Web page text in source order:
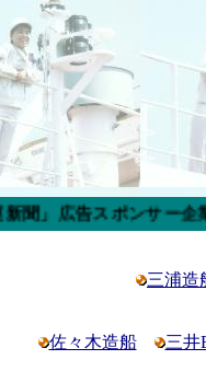
サー企業
三浦造
佐々木造船 三井